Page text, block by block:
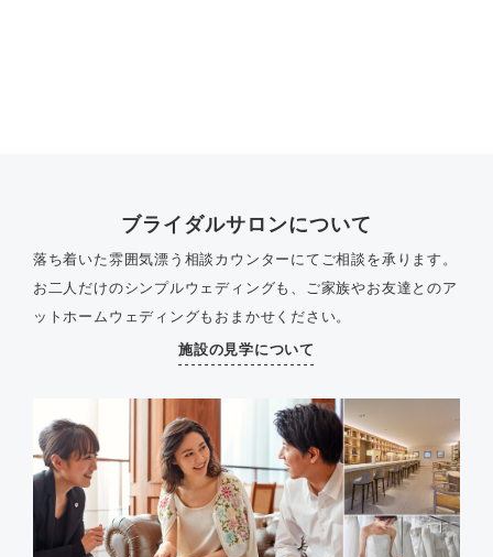
ブライダルサロンについて
落ち着いた雰囲気漂う相談カウンターにてご相談を承ります。
お二人だけのシンプルウェディングも、ご家族やお友達とのア
ットホームウェディングもおまかせください。
施設の見学について